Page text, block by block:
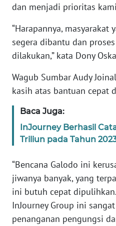
dan menjadi prioritas
“Harapannya, masyarakat
segera dibantu dan
dilakukan,” kata Dony
Wagub Sumbar Audy
kasih atas bantuan cepat
Baca Juga:
InJourney Berhasil
Triliun pada Tahun
“Bencana Galodo ini
jiwanya banyak, yang
ini butuh cepat
InJourney Group ini
penanganan pengungsi
REDAKSI
KARIR
DISCLAIMER
Wahana
Regional
SUMUT
WN
JAKARTA